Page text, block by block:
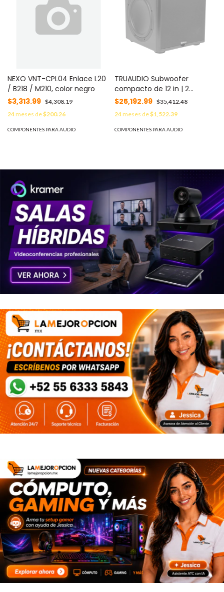
NEXO VNT-CPL04 Enlace L20
/ B218 / M210, color negro
$3,313.99 $4,308.19
24meses de$200.26
COMPONENTES PARA AUDIO
TRUAUDIO Subwoofer
compacto de 12 in | 2
radiadores pasivos |
amplificador interno de
350W MOD: CSUB-12
$25,192.99 $35,412.48
24meses de$1,522.39
COMPONENTES PARA AUDIO